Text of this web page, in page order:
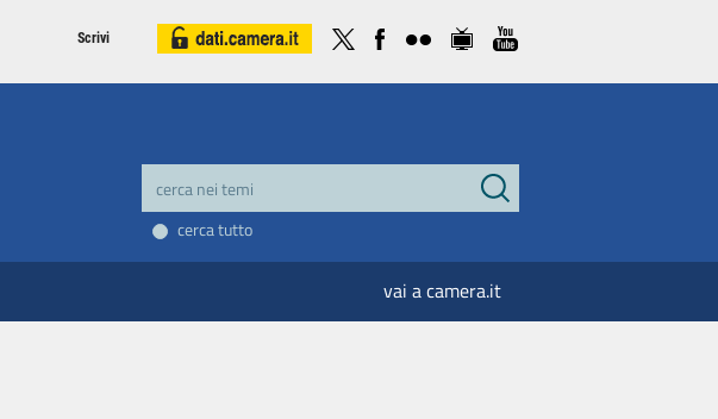
Scrivi
cerca tutto
vai a camera.it